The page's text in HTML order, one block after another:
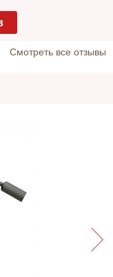
Cмотреть все отзывы